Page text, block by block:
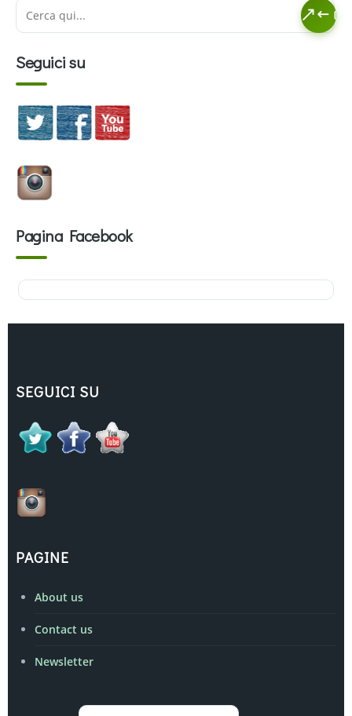
Seguici su
Pagina Facebook
SEGUICI SU
PAGINE
About us
Contact us
Newsletter